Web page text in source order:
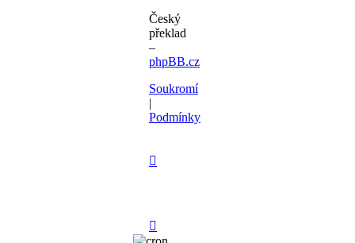
Český
překlad
–
phpBB.cz
Soukromí
|
Podmínky